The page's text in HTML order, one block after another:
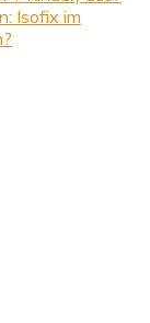
Isofix im